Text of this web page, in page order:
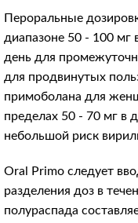
Пероральные
диапазоне 50 - 100 мг
день для
для продвинутых
примоболана для
пределах 50 - 70 мг в
небольшой риск
Oral Primo следует
разделения доз в
полураспада